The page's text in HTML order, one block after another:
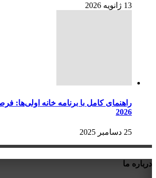
13 ژانویه 2026
راهنمای کامل با برنامه خانه اولی‌ها:
2026
25 دسامبر 2025
درباره ما